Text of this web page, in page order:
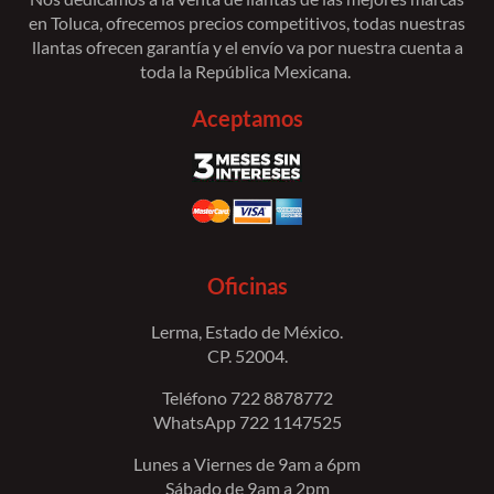
en Toluca, ofrecemos precios competitivos, todas nuestras
llantas ofrecen garantía y el envío va por nuestra cuenta a
toda la República Mexicana.
Aceptamos
Oficinas
Lerma, Estado de México.
CP. 52004.
Teléfono 722 8878772
WhatsApp 722 1147525
Lunes a Viernes de 9am a 6pm
Sábado de 9am a 2pm